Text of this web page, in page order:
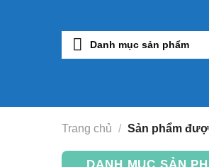
Danh mục sản phẩm
Trang chủ / Sản phẩm